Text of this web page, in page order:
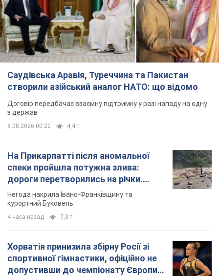
Саудівська Аравія, Туреччина та Пакистан
створили азійський аналог НАТО: що відомо
Договір передбачає взаємну підтримку у разі нападу на одну
з держав
8.08.2026 00:22 4,4 т.
На Прикарпатті після аномальної
спеки пройшла потужна злива:
дороги перетворились на річки.
Відео
Негода накрила Івано-Франківщину та
курортний Буковель
4 часа назад 7,3 т.
Хорватія принизила збірну Росії зі
спортивної гімнастики, офіційно не
допустивши до чемпіонату Європи